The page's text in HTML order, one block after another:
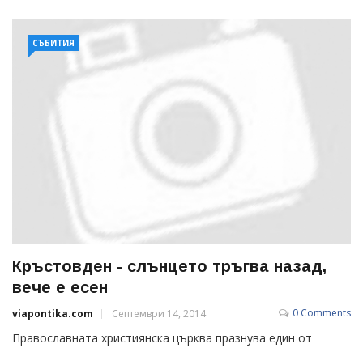
СЪБИТИЯ
Кръстовден - слънцето тръгва назад,
вече е есен
viapontika.com Септември 14, 2014 0 Comments
Православната християнска църква празнува един от